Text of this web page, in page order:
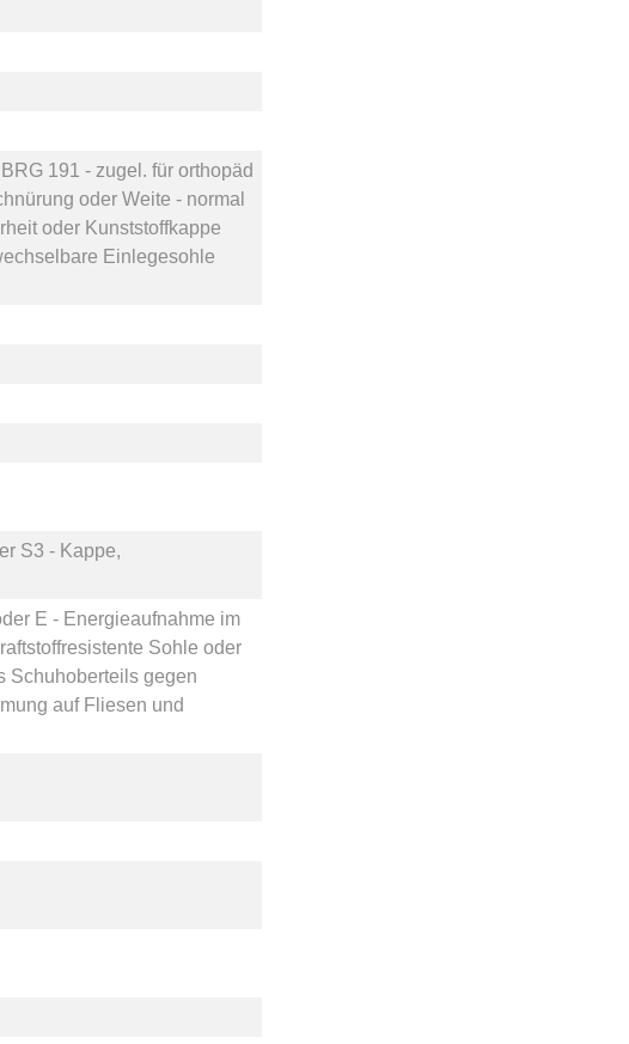
191 - zugel. für orthopäd
oder Weite - normal
oder Kunststoffkappe
Einlegesohle
S3 - Kappe,
E - Energieaufnahme im
Sohle oder
Schuhoberteils gegen
auf Fliesen und